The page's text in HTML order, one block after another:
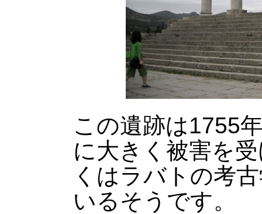
この遺跡は1755
に大きく被害を
くはラバトの考
いるそうです。